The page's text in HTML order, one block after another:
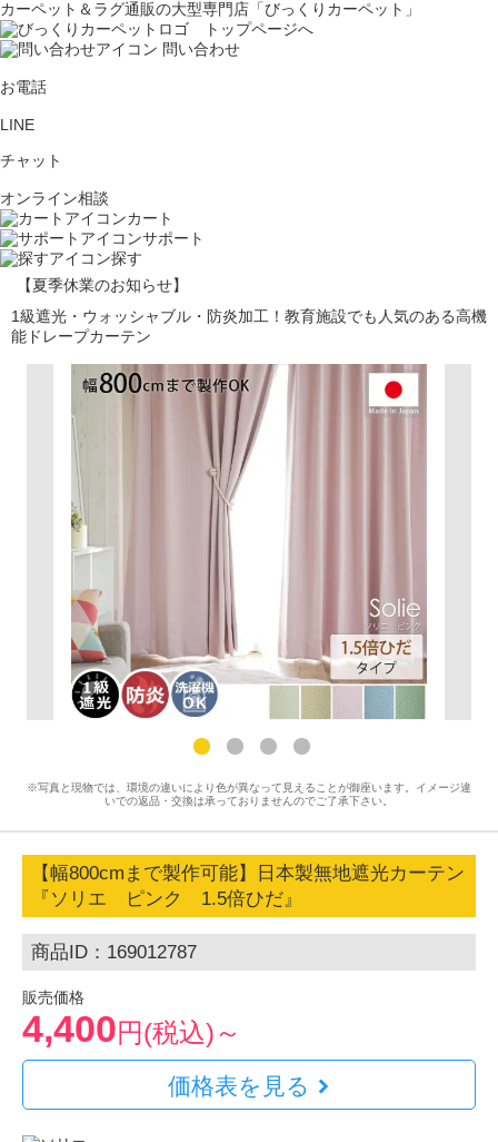
カーペット＆ラグ通販の大型専門店「びっくりカーペット」
問い合わせ
お電話
LINE
チャット
オンライン相談
カート
サポート
探す
【夏季休業のお知らせ】
1級遮光・ウォッシャブル・防炎加工！教育施設でも人気のある高機
能ドレープカーテン
※写真と現物では、環境の違いにより色が異なって見えることが御座います。イメージ違
いでの返品・交換は承っておりませんのでご了承下さい。
【幅800cmまで製作可能】日本製無地遮光カーテン
『ソリエ ピンク 1.5倍ひだ』
商品ID：169012787
販売価格
4,400円(税込)～
価格表を見る